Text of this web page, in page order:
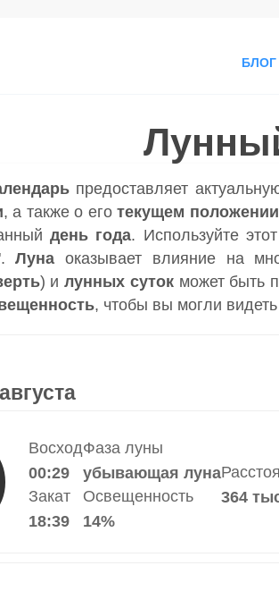
БЛОГ
предоставляет
, а также о еготекущем положении
день года. Используйте
Луна оказывает влияние на
) илунных сутокможет быть
, чтобы вы могли
Восход
00:29
Закат
18:39
Фаза луны
убывающая луна
Освещенность
14%
364